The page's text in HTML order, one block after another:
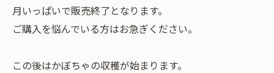
月いっぱいで販売終了となります。
ご購入を悩んでいる方はお急ぎください。
この後はかぼちゃの収穫が始まります。